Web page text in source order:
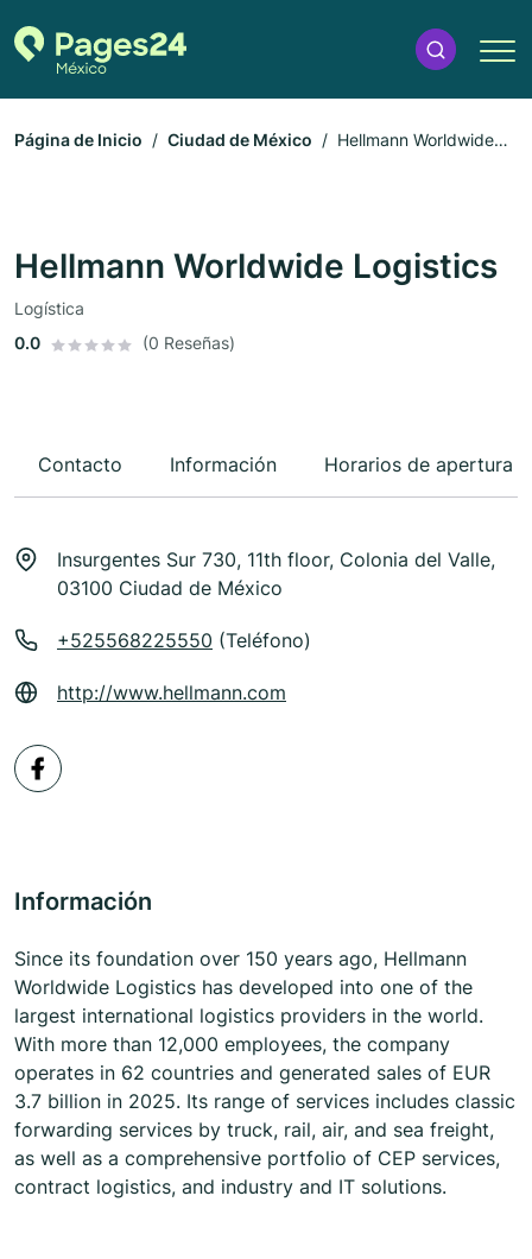
Página de Inicio Ciudad de México
Hellmann Worldwide
Hellmann Worldwide Logistics
Logística
0.0
(0 Reseñas)
Contacto Información Horarios de apertura
Insurgentes Sur 730, 11th floor, Colonia del Valle,
03100 Ciudad de México
+525568225550 (Teléfono)
http://www.hellmann.com
Información
Since its foundation over 150 years ago, Hellmann
Worldwide Logistics has developed into one of the
largest international logistics providers in the world.
With more than 12,000 employees, the company
operates in 62 countries and generated sales of EUR
3.7 billion in 2025. Its range of services includes classic
forwarding services by truck, rail, air, and sea freight,
as well as a comprehensive portfolio of CEP services,
contract logistics, and industry and IT solutions.